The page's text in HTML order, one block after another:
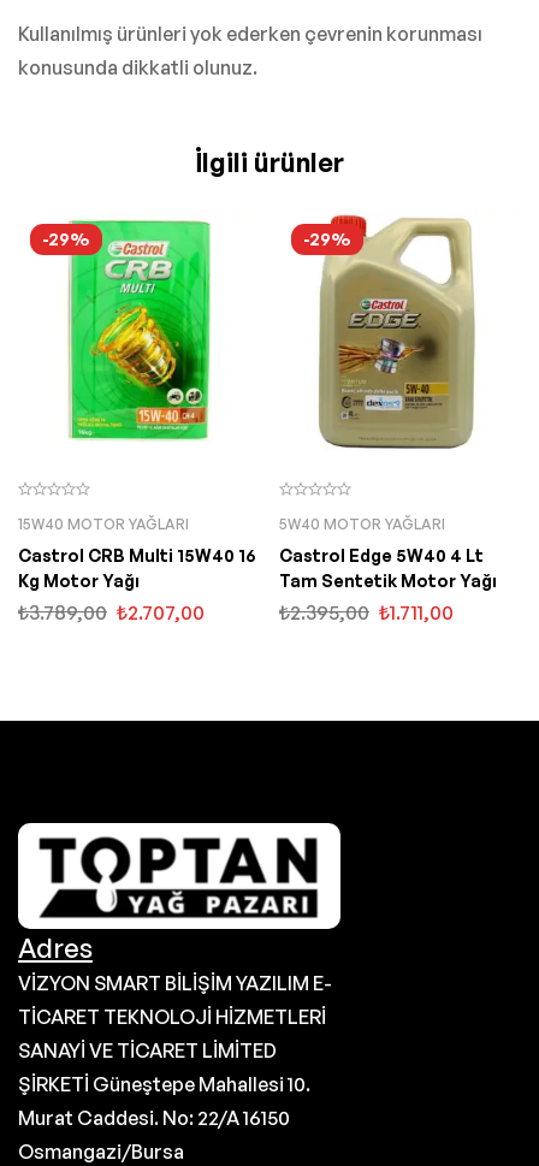
Kullanılmış ürünleri yok ederken çevrenin korunması
konusunda dikkatli olunuz.
İlgili ürünler
-29%
15W40 MOTOR YAĞLARI
Castrol CRB Multi 15W40 16
Kg Motor Yağı
₺3.789,00 ₺2.707,00
-29%
5W40 MOTOR YAĞLARI
Castrol Edge 5W40 4 Lt
Tam Sentetik Motor Yağı
₺2.395,00 ₺1.711,00
Adres
VİZYON SMART BİLİŞİM YAZILIM E-
TİCARET TEKNOLOJİ HİZMETLERİ
SANAYİ VE TİCARET LİMİTED
ŞİRKETİ Güneştepe Mahallesi 10.
Murat Caddesi. No: 22/A 16150
Osmangazi/Bursa